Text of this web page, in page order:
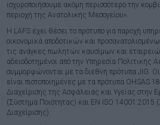
ισχυροποιήσουμε ακόμη περισσότερο την
περιοχή της Ανατολικής Μεσογείου».
Η LAFS έχει θέσει το πρότυπο για παροχή
οικονομικά αποδοτικών και
τις ανάγκες πωλητών καυσίμων και
αδειοδοτημένοι από την Υπηρεσία Πολιτικής
συμμορφώνονται με τα διεθνή πρότυπα JIG.
είναι πιστοποιημένες με τα πρότυπα OHSAS
Διαχείρισης της Ασφάλειας και Υγείας στην
(Σύστημα Ποιότητας) και EN ISO 14001:2015
Διαχείρισης).